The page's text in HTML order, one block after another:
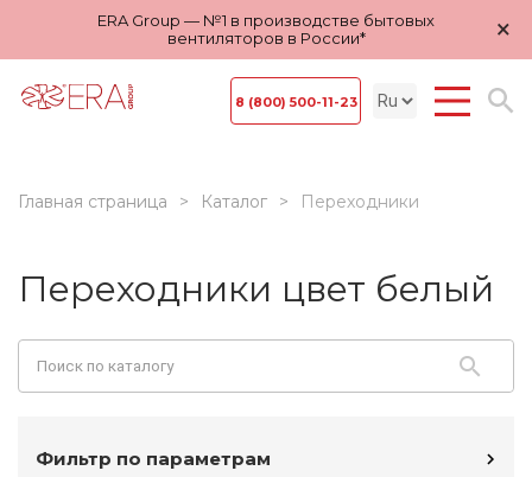
ERA Group — №1 в производстве бытовых
вентиляторов в России*
×
8 (800) 500-11-23
Главная страница Каталог Переходники
Переходники цвет белый
Фильтр по параметрам